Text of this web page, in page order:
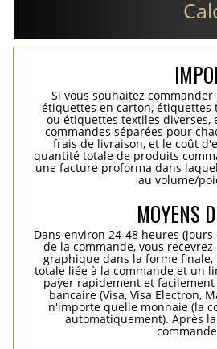
Si vous souhaitez
étiquettes en carton, étiquettes
ou étiquettes textiles diverses,
commandes séparées pour
frais de livraison, et le coût
quantité totale de produits
une facture proforma dans
au volume/
MOYENS
Dans environ 24-48 heures
de la commande, vous
graphique dans la forme
totale liée à la commande et un
payer rapidement et
bancaire (Visa, Visa Electron,
n'importe quelle monnaie (la
automatiquement). Après